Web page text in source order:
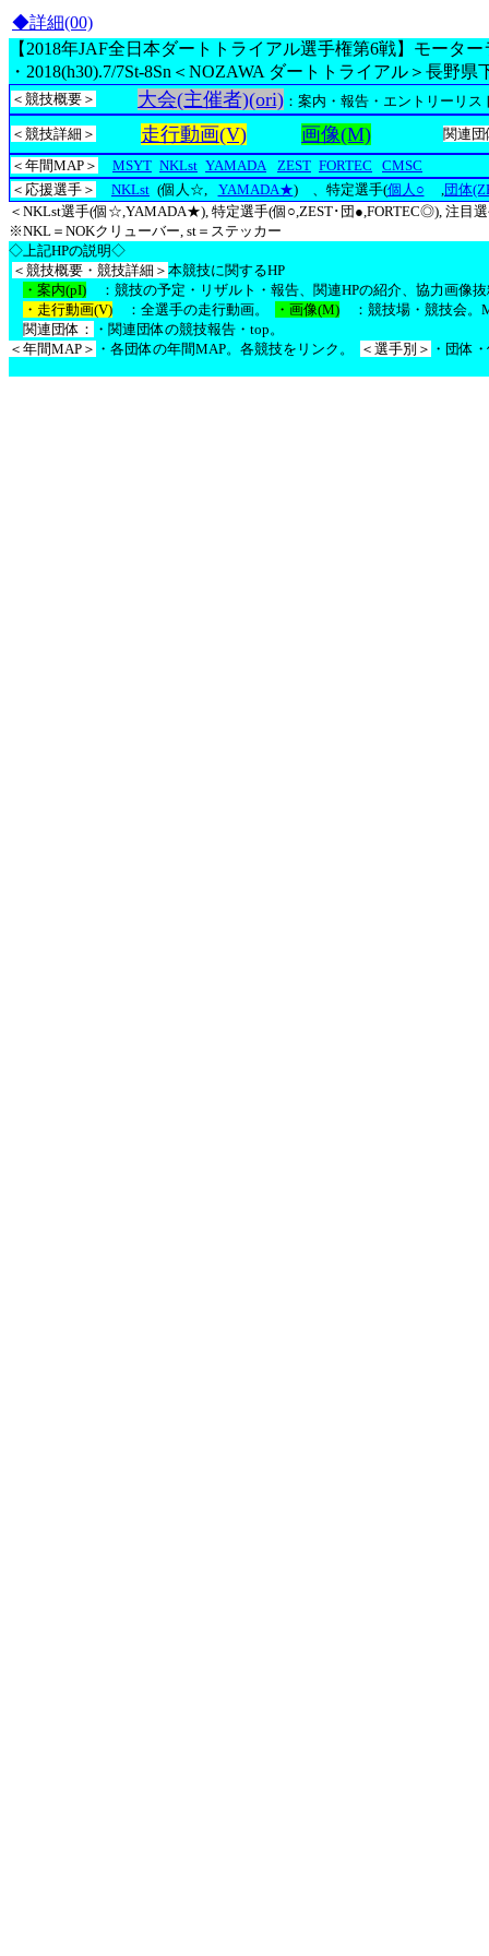
◆詳細(00)
【2018年JAF全日本ダートトライアル選手権第6戦】モータ
・2018(h30).7/7St-8Sn＜NOZAWA ダートトライアル＞長野
＜競技概要＞ 大会(主催者)(ori) ：案内・報告・エントリーリス
＜競技詳細＞
走行動画(V) 画像(M)
関連
＜年間MAP＞
MSYT NKLst YAMADA ZEST FORTEC
CMSC
＜応援選手＞
NKLst (個人☆, YAMADA★) 、特定選手(個人○ ,団体
＜NKLst選手(個☆,YAMADA★), 特定選手(個○,ZEST･団●,FORTEC◎), 注目
※NKL＝NOKクリューバー, st＝ステッカー
◇上記HPの説明◇
＜競技概要・競技詳細＞ 本競技に関するHP
・案内(pI) ：競技の予定・リザルト・報告、関連HPの紹介、協力画像
・走行動画(V) ：全選手の走行動画。 ・画像(M) ：競技場・競技会。
関連団体：
・関連団体の競技報告・top。
＜年間MAP＞ ・各団体の年間MAP。各競技をリンク。 ＜選手別＞ ・団体